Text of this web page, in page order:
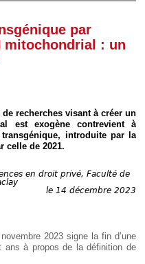
par
mitochondrial : un
recherches visant à créer un
est exogène contrevient à
introduite par la
celle de 2021.
en droit privé, Faculté de
le 14 décembre 2023
2023 signe la fin d’une
ans à propos de la définition de